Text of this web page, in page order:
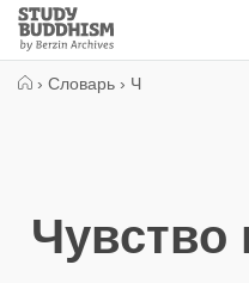
Close
Study
Buddhism
› Словарь › Ч
Чувство